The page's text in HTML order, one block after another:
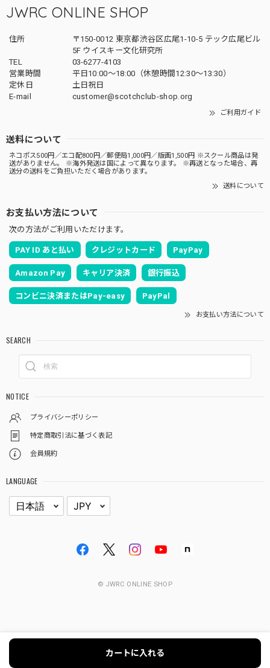
JWRC ONLINE SHOP
住所
〒150-0012 東京都渋谷区広尾1-10-5 テック広尾ビル
5F ウイスキー文化研究所
TEL
03-6277-4103
営業時間
平日10:00～18:00（休憩時間12:30～13:30）
定休日
土日祝日
E-mail
customer@scotchclub-shop.org
ご利用ガイド
送料について
ネコポス500円／エコ配800円／郵便局1,000円／版画1,500円 ※スクール商品は発
送がありません。 ※海外発送は国によって異なります。 ※再送となった場合、再
送分の送料をご負担いただく場合があります。
送料について
お支払い方法について
次の方法がご利用いただけます。
PAY ID あと払い クレジットカード PayPay
Amazon Pay キャリア決済 銀行振込
コンビニ決済またはPay-easy PayPal
お支払い方法について
SEARCH
NOTICE
プライバシーポリシー
特定商取引法に基づく表記
会員規約
LANGUAGE
© JWRC ONLINE SHOP
カートに入れる